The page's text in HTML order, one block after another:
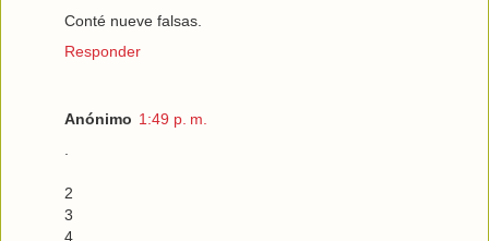
Conté nueve falsas.
Responder
Anónimo 1:49 p. m.
2
3
4